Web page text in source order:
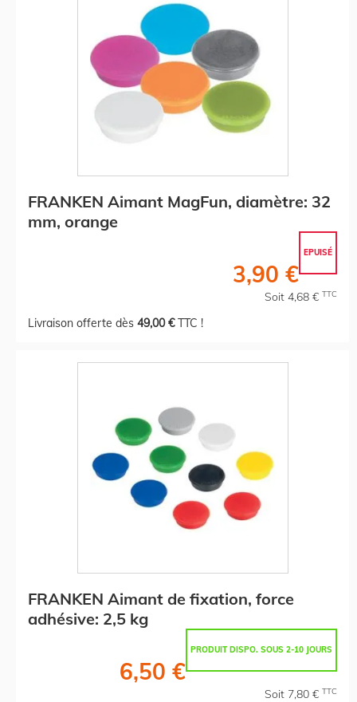
FRANKEN Aimant MagFun, diamètre: 32
mm, orange
EPUISÉ
3,90 €
Soit 4,68 € TTC
Livraison offerte dès 49,00 €TTC !
FRANKEN Aimant de fixation, force
adhésive: 2,5 kg
PRODUIT DISPO. SOUS 2-10 JOURS
6,50 €
Soit 7,80 € TTC